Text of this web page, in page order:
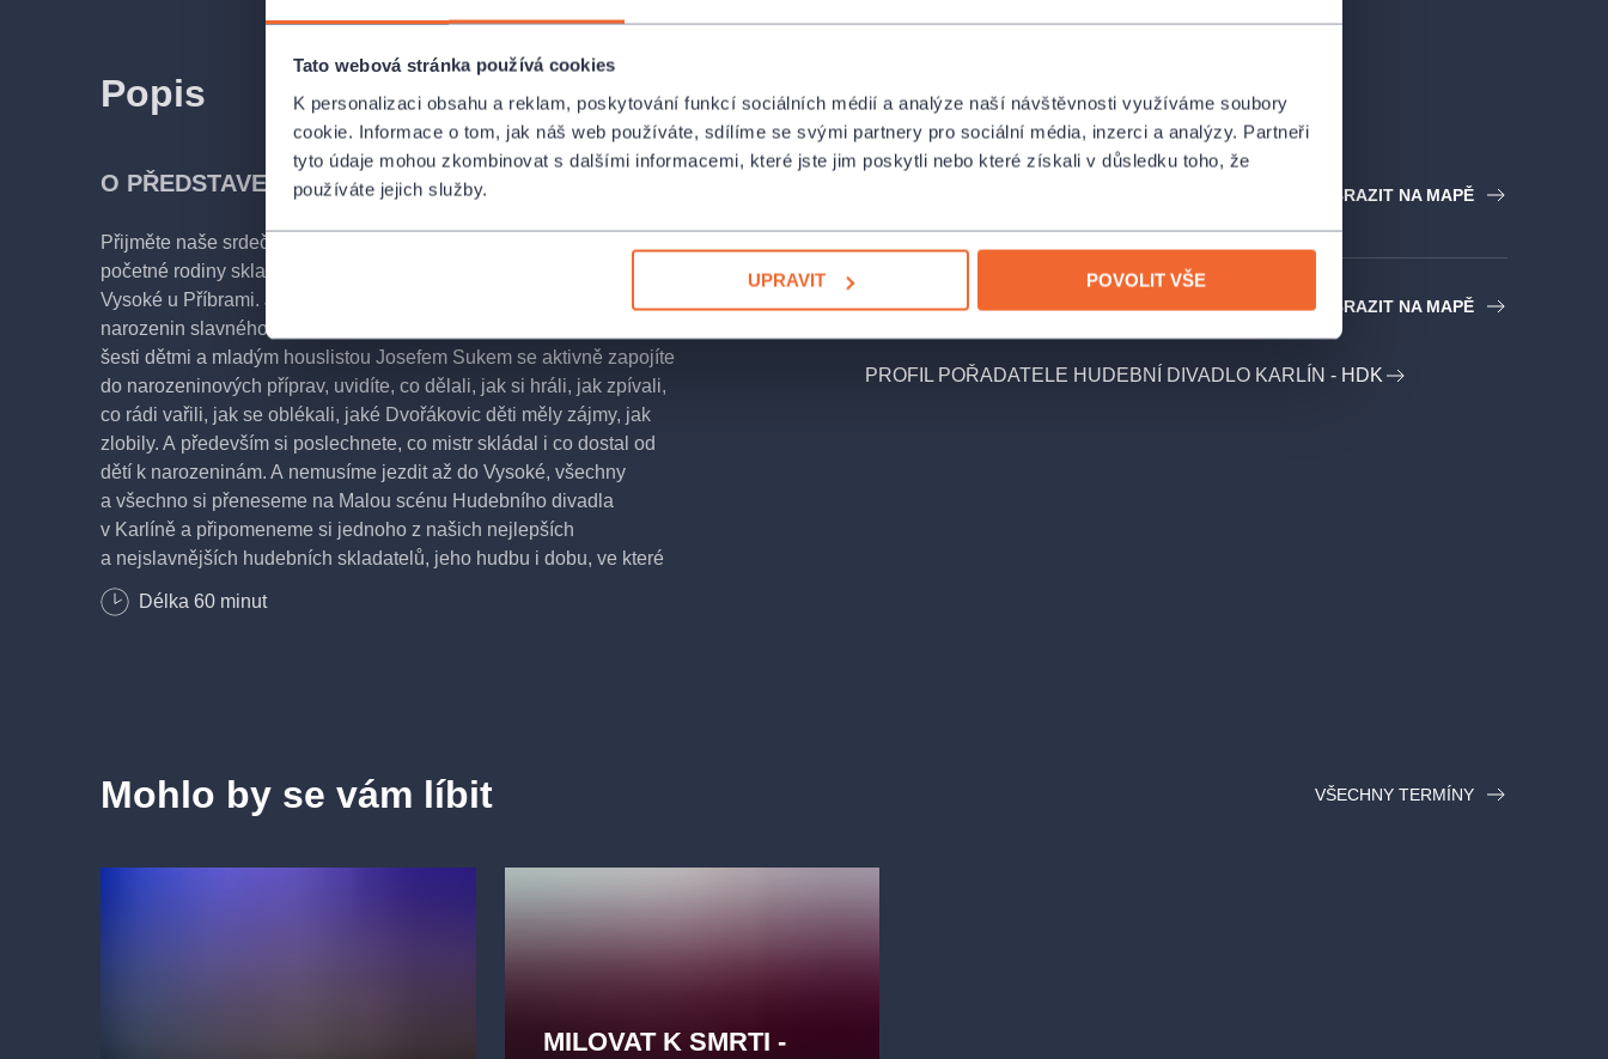
Tato webová stránka používá cookies
K personalizaci obsahu a reklam, poskytování funkcí sociálních médií a analýze naší návštěvnosti využíváme soubory
cookie. Informace o tom, jak náš web používáte, sdílíme se svými partnery pro sociální média, inzerci a analýzy. Partneři
tyto údaje mohou zkombinovat s dalšími informacemi, které jste jim poskytli nebo které získali v důsledku toho, že
používáte jejich služby.
UPRAVIT POVOLIT VŠE
Popis
O PŘEDSTAVENÍ
Přijměte naše srdečné pozvání ke Dvořákům. Na návštěvu do
početné rodiny skladatele Antonína Dvořáka do jejich domku ve
Vysoké u Příbrami. Je 7.září roku 1896, den před oslavou 55.
narozenin slavného skladatele. Společně s jeho manželkou, jeho
šesti dětmi a mladým houslistou Josefem Sukem se aktivně zapojíte
do narozeninových příprav, uvidíte, co dělali, jak si hráli, jak zpívali,
co rádi vařili, jak se oblékali, jaké Dvořákovic děti měly zájmy, jak
zlobily. A především si poslechnete, co mistr skládal i co dostal od
dětí k narozeninám. A nemusíme jezdit až do Vysoké, všechny
a všechno si přeneseme na Malou scénu Hudebního divadla
v Karlíně a připomeneme si jednoho z našich nejlepších
a nejslavnějších hudebních skladatelů, jeho hudbu i dobu, ve které
Dvořákovi žili.
Housle:Ondřej Suchan
Délka 60 minut
Místa
ZOBRAZIT NA MAPĚ
Malá scéna HD Karlín
ZOBRAZIT NA MAPĚ
PROFIL POŘADATELE HUDEBNÍ DIVADLO KARLÍN - HDK
Mohlo by se vám líbit VŠECHNY TERMÍNY
MILOVAT K SMRTI -